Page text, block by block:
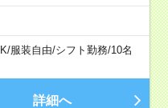
/服装自由/シフト勤務/10名
詳細へ